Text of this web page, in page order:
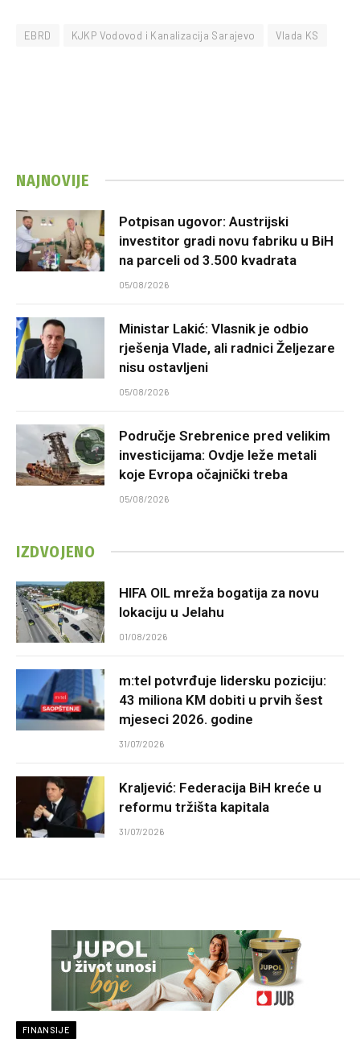
EBRD KJKP Vodovod i Kanalizacija Sarajevo Vlada KS
NAJNOVIJE
Potpisan ugovor: Austrijski
investitor gradi novu fabriku u BiH
na parceli od 3.500 kvadrata
05/08/2026
Ministar Lakić: Vlasnik je odbio
rješenja Vlade, ali radnici Željezare
nisu ostavljeni
05/08/2026
Područje Srebrenice pred velikim
investicijama: Ovdje leže metali
koje Evropa očajnički treba
05/08/2026
IZDVOJENO
HIFA OIL mreža bogatija za novu
lokaciju u Jelahu
01/08/2026
m:tel potvrđuje lidersku poziciju:
43 miliona KM dobiti u prvih šest
mjeseci 2026. godine
31/07/2026
Kraljević: Federacija BiH kreće u
reformu tržišta kapitala
31/07/2026
FINANSIJE